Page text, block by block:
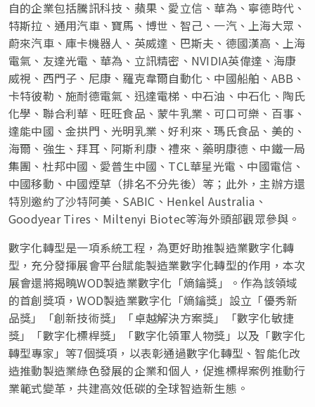
自的企業包括騰訊科技、蘋果、愛立信、華為、寧德時代、
特斯拉、通用汽車、寶馬、博世、智己、一汽、上海大眾、
蔚來汽車、庫卡機器人、英威達、巴斯夫、德國漢高、上海
電氣、友達光電、華為、立訊精密、NVIDIA英偉達、海康
威視、西門子、尼康、羅克韋爾自動化、中國船舶、ABB、
卡特彼勒、施耐德電氣、迅達電梯、中石油、中石化、陶氏
化學、聯合利華、旺旺食品、蒙牛乳業、可口可樂、百事、
達能中國、金拱門、光明乳業、好利來、瑪氏食品、美的、
海爾、強生、拜耳、阿斯利康、禮來、藥明康德、中鐵一局
集團、杜邦中國、愛普生中國、TCL華星光電、中國電信、
中國移動、中國煙草（排名不分先後）等；此外，主辦方還
特別邀約了沙特阿美、SABIC、Henkel Australia、
Goodyear Tires、Miltenyi Biotec等海外頭部觀眾參與。
數字化轉型是一項系統工程，為更好助推製造業數字化轉
型，充分發揮展會平台賦能製造業數字化轉型的作用，本次
展會還將揭曉WOD製造業數字化「熵鑰獎」。作為該領域
的首創獎項，WOD製造業數字化「熵鑰獎」設立「優秀新
品獎」「創新技術獎」「卓越解決方案獎」「數字化敏捷
獎」「數字化標桿獎」「數字化領軍人物獎」以及「數字化
轉型專家」等7個獎項，以表彰通過數字化轉型、智能化改
造推動製造業綠色發展的企業和個人，促進標桿案例推動行
業範式變革，共建高效低碳的全球智造新生態。